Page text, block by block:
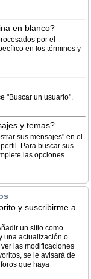
en blanco?
por el
en los términos y
"Buscar un usuario".
y temas?
sus mensajes" en el
Para buscar sus
las opciones
y suscribirme a
un sitio como
una actualización o
las modificaciones
se le avisará de
que haya